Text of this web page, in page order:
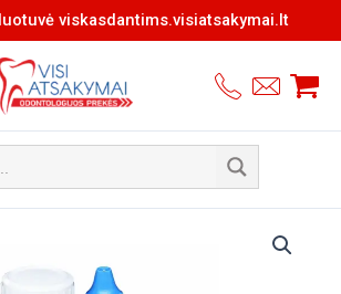
viskasdantims.visiatsakymai.lt